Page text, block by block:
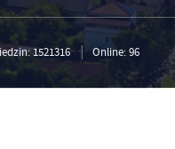
1521316 Online: 96